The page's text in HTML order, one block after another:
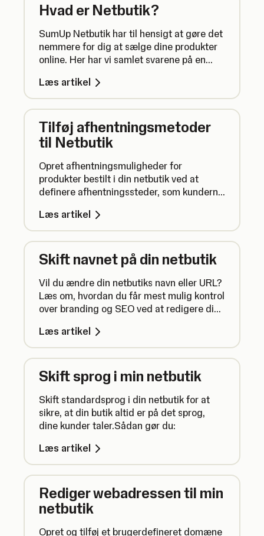
Hvad er Netbutik?
SumUp Netbutik har til hensigt at gøre det
nemmere for dig at sælge dine produkter
online. Her har vi samlet svarene på en
bruger din netbutik.
Læs artikel
Tilføj afhentningsmetoder
til Netbutik
Opret afhentningsmuligheder for
produkter bestilt i din netbutik ved at
definere afhentningssteder, som kunderne
Læs artikel
Skift navnet på din netbutik
Vil du ændre din netbutiks navn eller URL?
Læs om, hvordan du får mest mulig kontrol
over branding og SEO ved at redigere din
Læs artikel
Skift sprog i min netbutik
Skift standardsprog i din netbutik for at
sikre, at din butik altid er på det sprog,
dine kunder taler.Sådan gør du:
Læs artikel
Rediger webadressen til min
netbutik
Opret og tilføj et brugerdefineret domæne